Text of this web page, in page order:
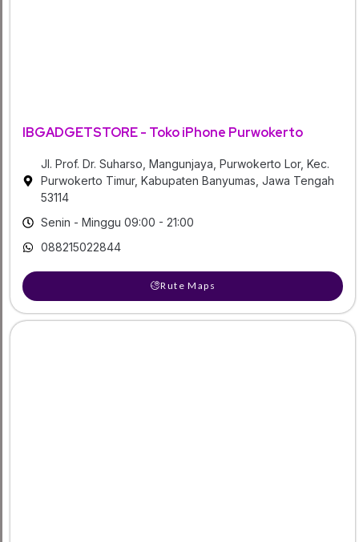
IBGADGETSTORE - Toko iPhone Purwokerto
Jl. Prof. Dr. Suharso, Mangunjaya, Purwokerto Lor, Kec.
Purwokerto Timur, Kabupaten Banyumas, Jawa Tengah
53114
Senin - Minggu 09:00 - 21:00
088215022844
Rute Maps